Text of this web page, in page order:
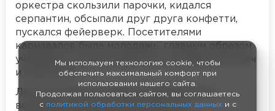
оркестра скользили парочки, кидался
серпантин, обсыпали друг друга конфетти,
пускался фейерверк. Посетителями
карнавалов была молодежь, главным образом
учащаяся, а также любители случайных встреч
и знакомств.
Летом я присутствовал на футбольных
встречах столичных футболистов
Мы используем технологию cookie, чтобы
обеспечить максимальный комфорт при
использовании нашего сайта.
Продолжая пользоваться сайтом, вы соглашаетесь
с политикой обработки персональных данных и с